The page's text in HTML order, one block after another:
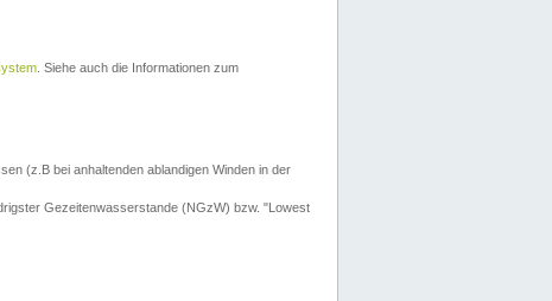
. Siehe auch die Informationen zum
(z.B bei anhaltenden ablandigen Winden in der
Gezeitenwasserstande (NGzW) bzw. "Lowest